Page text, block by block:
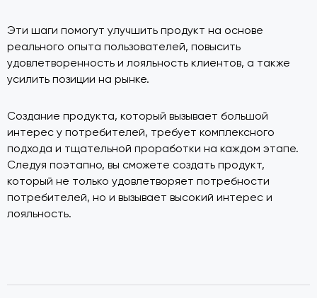
Эти шаги помогут улучшить продукт на основе
реального опыта пользователей, повысить
удовлетворенность и лояльность клиентов, а также
усилить позиции на рынке.
Создание продукта, который вызывает большой
интерес у потребителей, требует комплексного
подхода и тщательной проработки на каждом этапе.
Следуя поэтапно, вы сможете создать продукт,
который не только удовлетворяет потребности
потребителей, но и вызывает высокий интерес и
лояльность.